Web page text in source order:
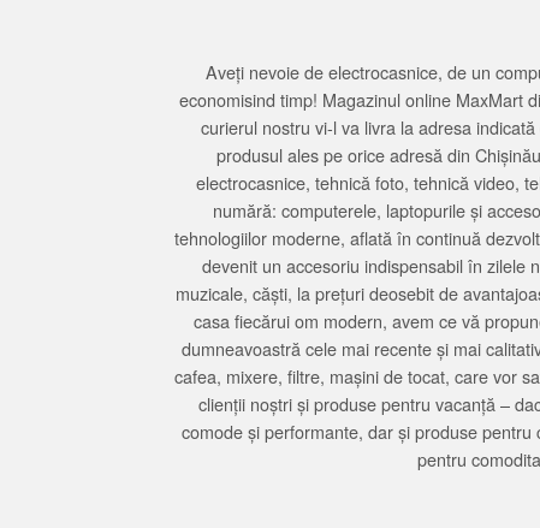
Aveți nevoie de electrocasnice, de un
economisind timp! Magazinul online MaxMart
curierul nostru vi-l va livra la adresa
produsul ales pe orice adresă din
electrocasnice, tehnică foto, tehnică video,
numără: computerele, laptopurile și
tehnologiilor moderne, aflată în continuă
devenit un accesoriu indispensabil în zilele
muzicale, căști, la prețuri deosebit de
casa fiecărui om modern, avem ce vă
dumneavoastră cele mai recente și mai
cafea, mixere, filtre, mașini de tocat, care vor
clienții noștri și produse pentru vacanță –
comode și performante, dar și produse
pentru